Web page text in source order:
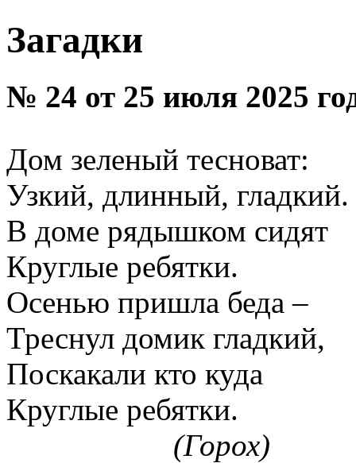
Загадки
№ 24 от 25 июля 2025
Дом зеленый тесноват:
Узкий, длинный, гладкий.
В доме рядышком сидят
Круглые ребятки.
Осенью пришла беда –
Треснул домик гладкий,
Поскакали кто куда
Круглые ребятки.
(Горох)